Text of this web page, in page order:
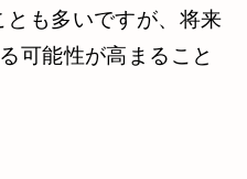
も多いですが、将来
可能性が高まること